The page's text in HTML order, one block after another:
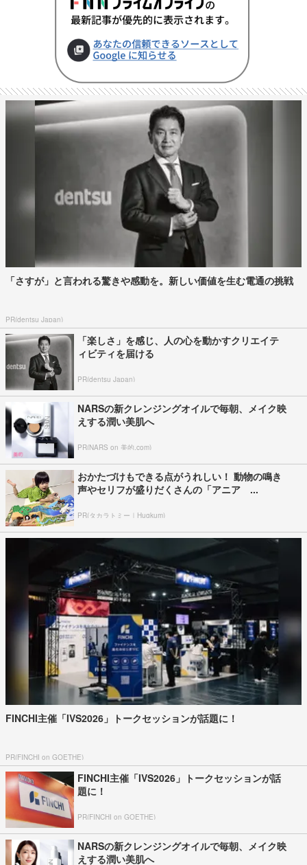
「さすが」と言われる驚きや感動を。新しい価値を生む電通の挑戦
PR(dentsu Japan)
「楽しさ」を感じ、人の心を動かすクリエイテ
ィビティを届ける
PR(dentsu Japan)
NARSの新クレンジングオイルで毎朝、メイク映
えする潤い美肌へ
PR(NARS on 美的.com)
おかたづけもできる点がうれしい！ 動物の鳴き
声やセリフが盛りだくさんの「アニア ...
PR(タカラトミー｜Hugkum)
FINCHI主催「IVS2026」トークセッションが話題に！
PR(FINCHI on GOETHE)
FINCHI主催「IVS2026」トークセッションが話
題に！
PR(FINCHI on GOETHE)
NARSの新クレンジングオイルで毎朝、メイク映
えする潤い美肌へ